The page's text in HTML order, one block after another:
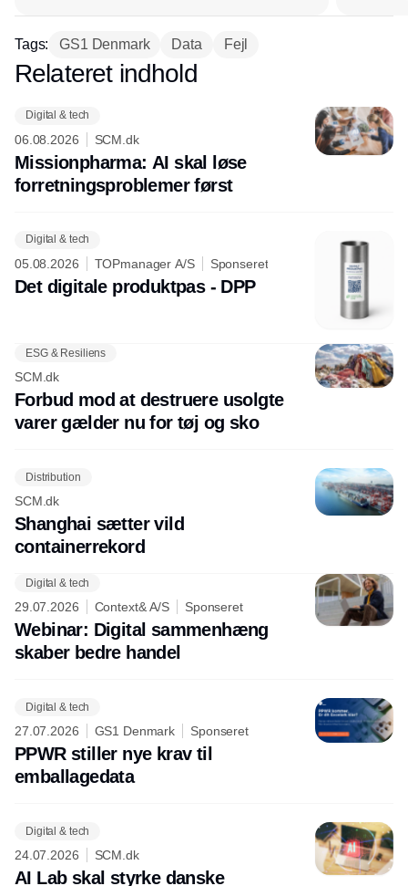
lagerchef stafetten videre
hos INOX
Tags: GS1 Denmark Data Fejl
Annonce
Relateret indhold
Digital & tech
06.08.2026 SCM.dk
Missionpharma: AI skal løse
forretningsproblemer først
Digital & tech
05.08.2026 TOPmanager A/S Sponseret
Det digitale produktpas - DPP
ESG & Resiliens
SCM.dk
Forbud mod at destruere usolgte
varer gælder nu for tøj og sko
Distribution
SCM.dk
Shanghai sætter vild
containerrekord
Digital & tech
29.07.2026 Context& A/S Sponseret
Webinar: Digital sammenhæng
skaber bedre handel
Digital & tech
27.07.2026 GS1 Denmark Sponseret
PPWR stiller nye krav til
emballagedata
Digital & tech
24.07.2026 SCM.dk
AI Lab skal styrke danske